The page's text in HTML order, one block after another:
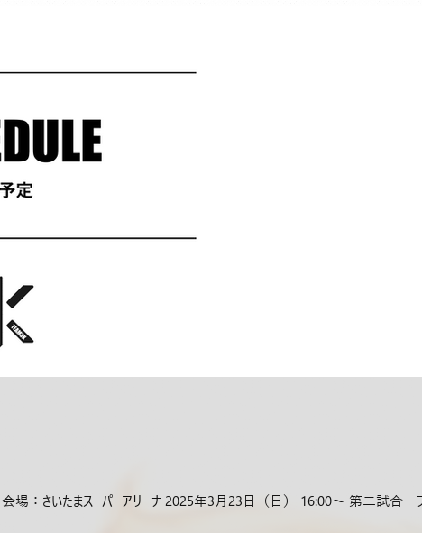
場：さいたまスーパーアリーナ 2025年3⽉23⽇（日） 16:00〜 第二試合 フ